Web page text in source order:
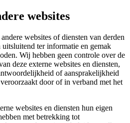
websites
websites of diensten van derden
ter informatie en gemak
Wij hebben geen controle over de
deze externe websites en diensten,
of aansprakelijkheid
door of in verband met het
websites en diensten hun eigen
met betrekking tot